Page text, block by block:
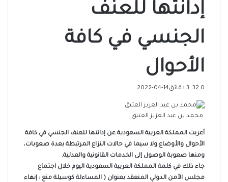
إدانتها للعنف
الجنسي في كافة
الأحوال
2022-04-14 0
محمد بن عبد العزيز العتيق
أعربت المملكة العربية السعودية عن إدانتها للعنف الجنسي في كافة
الأحوال والأوضاع ولا سيما في حالات النزاع المرتبطة بعدة صعوبات،
ومنها صعوبة الوصول إلى الخدمات القانونية والعدلية.
جاء ذلك في كلمة المملكة العربية السعودية اليوم خلال اجتماع
مجلس الأمن الدولي المنعقد بعنوان ( المساءلة كوسيلة منع : إنهاء